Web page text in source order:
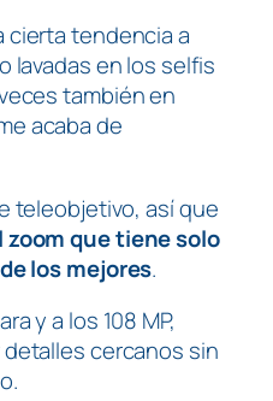
cierta tendencia a
lavadas en los selfis
también en
acaba de
teleobjetivo, así que
zoom que tiene solo
los mejores.
y a los 108 MP,
cercanos sin